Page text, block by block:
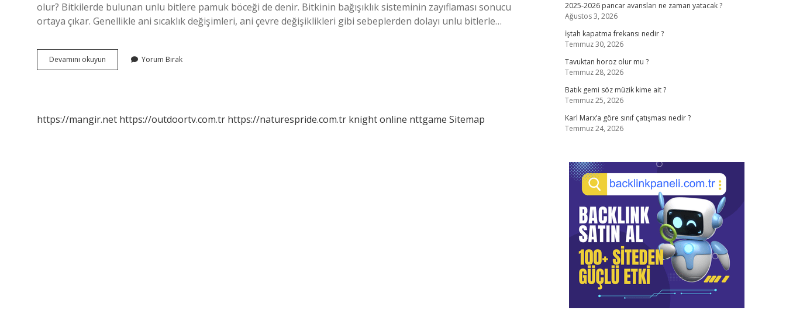
olur? Bitkilerde bulunan unlu bitlere pamuk böceği de denir. Bitkinin bağışıklık sisteminin zayıflaması sonucu
ortaya çıkar. Genellikle ani sıcaklık değişimleri, ani çevre değişiklikleri gibi sebeplerden dolayı unlu bitlerle…
Devamını okuyun
Bitini
Yorum Bırak
https://mangir.net https://outdoortv.com.tr https://naturespride.com.tr knight online nttgame Sitemap
2025-2026 pancar avansları ne zaman yatacak ?
Ağustos 3, 2026
İştah kapatma frekansı nedir ?
Temmuz 30, 2026
Tavuktan horoz olur mu ?
Temmuz 28, 2026
Batık gemi söz müzik kime ait ?
Temmuz 25, 2026
Karl Marx’a göre sınıf çatışması nedir ?
Temmuz 24, 2026